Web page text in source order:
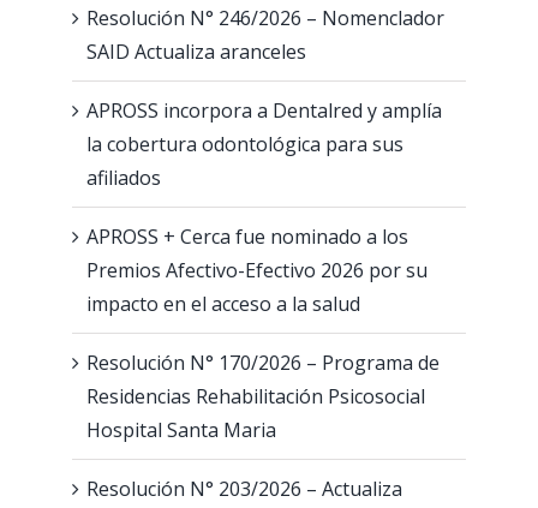
Resolución N° 246/2026 – Nomenclador
SAID Actualiza aranceles
APROSS incorpora a Dentalred y amplía
la cobertura odontológica para sus
afiliados
APROSS + Cerca fue nominado a los
Premios Afectivo-Efectivo 2026 por su
impacto en el acceso a la salud
Resolución N° 170/2026 – Programa de
Residencias Rehabilitación Psicosocial
Hospital Santa Maria
Resolución N° 203/2026 – Actualiza